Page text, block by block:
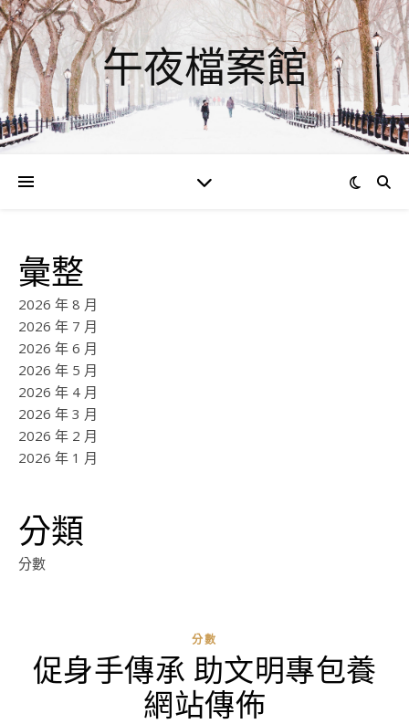
午夜檔案館
彙整
2026 年 8 月
2026 年 7 月
2026 年 6 月
2026 年 5 月
2026 年 4 月
2026 年 3 月
2026 年 2 月
2026 年 1 月
分類
分數
分數
促身手傳承 助文明專包養
網站傳佈